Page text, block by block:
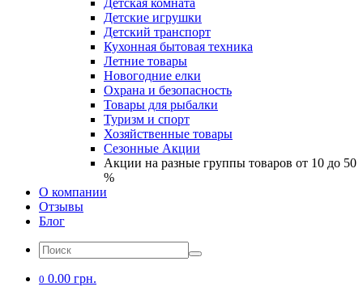
Детская комната
Детские игрушки
Детский транспорт
Кухонная бытовая техника
Летние товары
Новогодние елки
Охрана и безопасность
Товары для рыбалки
Туризм и спорт
Хозяйственные товары
Сезонные Акции
Акции на разные группы товаров от 10 до 50
%
О компании
Отзывы
Блог
0 0.00 грн.